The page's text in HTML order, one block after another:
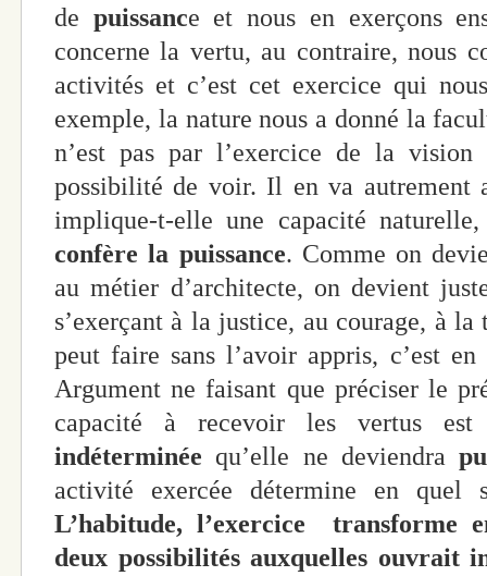
de puissance et nous en exerçons
concerne la vertu, au contraire, nous
activités et c’est cet exercice qui
exemple, la nature nous a donné la
n’est pas par l’exercice de la
possibilité de voir. Il en va autrement
implique-t-elle une capacité
confère la puissance. Comme on
au métier d’architecte, on devient
s’exerçant à la justice, au courage, à la
peut faire sans l’avoir appris, c’est
Argument ne faisant que préciser le
capacité à recevoir les vertus
indéterminée qu’elle ne deviendra
activité exercée détermine en
L’habitude, l’exercice transforme
deux possibilités auxquelles ouvrait